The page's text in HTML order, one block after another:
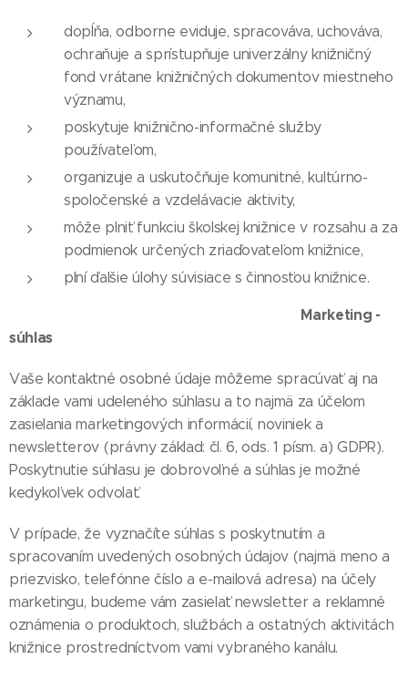
dopĺňa, odborne eviduje, spracováva, uchováva,
ochraňuje a sprístupňuje univerzálny knižničný
fond vrátane knižničných dokumentov miestneho
významu,
poskytuje knižnično-informačné služby
používateľom,
organizuje a uskutočňuje komunitné, kultúrno-
spoločenské a vzdelávacie aktivity,
môže plniť funkciu školskej knižnice v rozsahu a za
podmienok určených zriaďovateľom knižnice,
plní ďalšie úlohy súvisiace s činnosťou knižnice.
Marketing -
súhlas
Vaše kontaktné osobné údaje môžeme spracúvať aj na
základe vami udeleného súhlasu a to najmä za účelom
zasielania marketingových informácií, noviniek a
newsletterov (právny základ: čl. 6, ods. 1 písm. a) GDPR).
Poskytnutie súhlasu je dobrovoľné a súhlas je možné
kedykoľvek odvolať.
V prípade, že vyznačíte súhlas s poskytnutím a
spracovaním uvedených osobných údajov (najmä meno a
priezvisko, telefónne číslo a e-mailová adresa) na účely
marketingu, budeme vám zasielať newsletter a reklamné
oznámenia o produktoch, službách a ostatných aktivitách
knižnice prostredníctvom vami vybraného kanálu.